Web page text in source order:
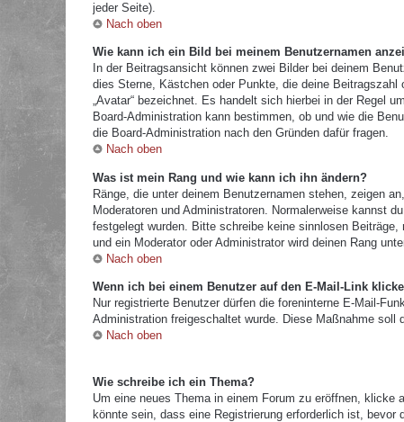
jeder Seite).
Nach oben
Wie kann ich ein Bild bei meinem Benutzernamen
In der Beitragsansicht können zwei Bilder bei deinem
dies Sterne, Kästchen oder Punkte, die deine
„Avatar“ bezeichnet. Es handelt sich hierbei in der Regel
Board-Administration kann bestimmen, ob und wie die
die Board-Administration nach den Gründen dafür fragen.
Nach oben
Was ist mein Rang und wie kann ich ihn ändern?
Ränge, die unter deinem Benutzernamen stehen, zeigen
Moderatoren und Administratoren. Normalerweise kannst
festgelegt wurden. Bitte schreibe keine sinnlosen
und ein Moderator oder Administrator wird deinen Rang
Nach oben
Wenn ich bei einem Benutzer auf den E-Mail-Link
Nur registrierte Benutzer dürfen die foreninterne E-Mail-
Administration freigeschaltet wurde. Diese Maßnahme
Nach oben
Wie schreibe ich ein Thema?
Um eine neues Thema in einem Forum zu eröffnen, klicke
könnte sein, dass eine Registrierung erforderlich ist,